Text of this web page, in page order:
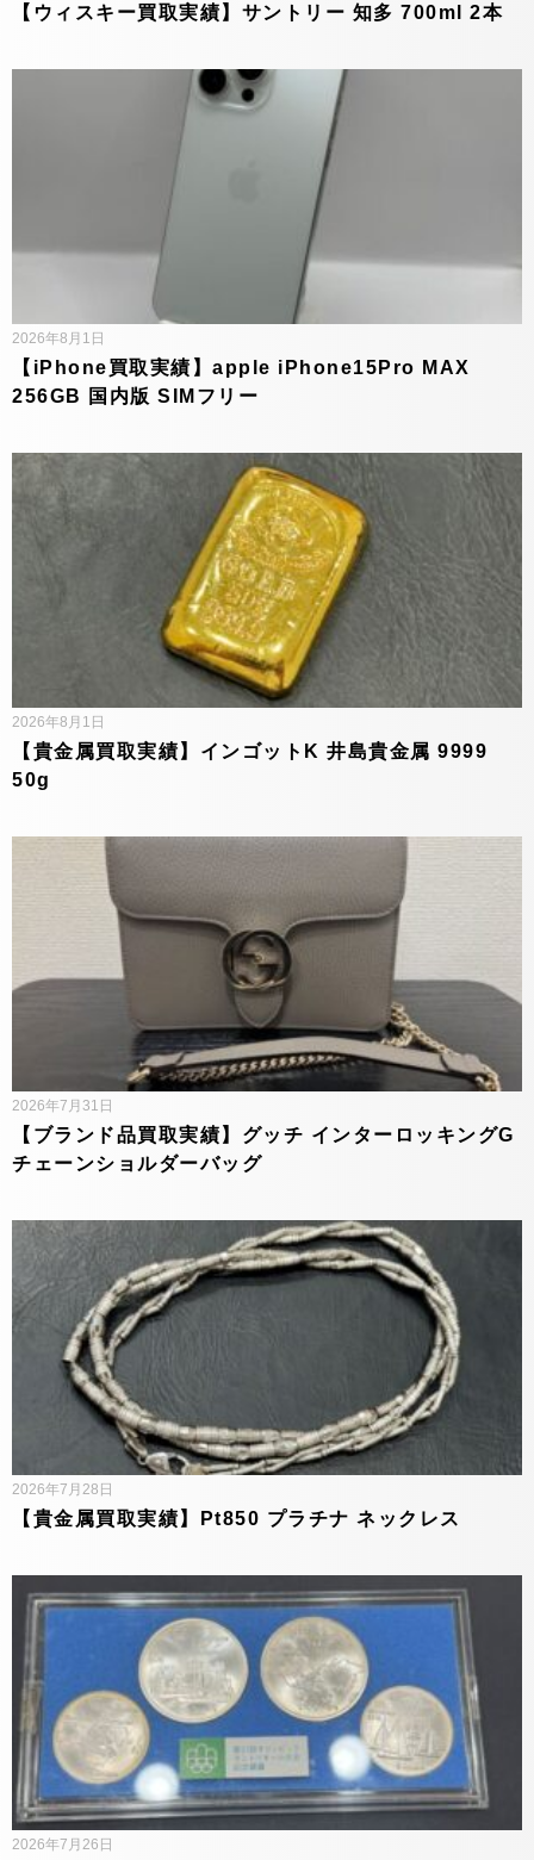
【ウィスキー買取実績】サントリー 知多 700ml 2本
【iPhone買取実績】apple iPhone15Pro MAX
256GB 国内版 SIMフリー
2026年8月1日
【貴金属買取実績】インゴットK 井島貴金属 9999
50g
2026年8月1日
【ブランド品買取実績】グッチ インターロッキングG
チェーンショルダーバッグ
2026年7月31日
【貴金属買取実績】Pt850 プラチナ ネックレス
2026年7月28日
2026年7月26日